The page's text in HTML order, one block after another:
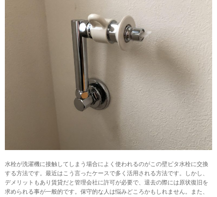
水栓が洗濯機に接触してしまう場合によく使われるのがこの壁ピタ水栓に交換
する方法です。最近はこう言ったケースで多く活用される方法です。しかし、
デメリットもあり賃貸だと管理会社に許可が必要で、退去の際には原状復旧を
求められる事が一般的です。保守的な人は悩みどころかもしれません。また、